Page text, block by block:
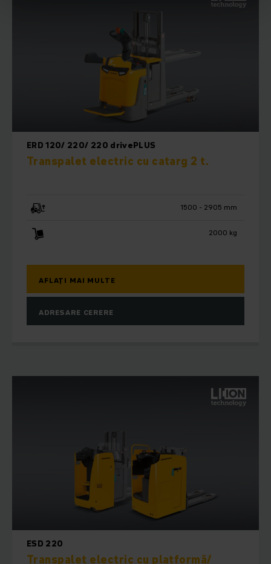
ERD 120/ 220/ 220 drivePLUS
Transpalet electric cu catarg 2 t.
1500 - 2905 mm
2000 kg
AFLAȚI MAI MULTE
ADRESARE CERERE
ESD 220
Transpalet electric cu platformă/